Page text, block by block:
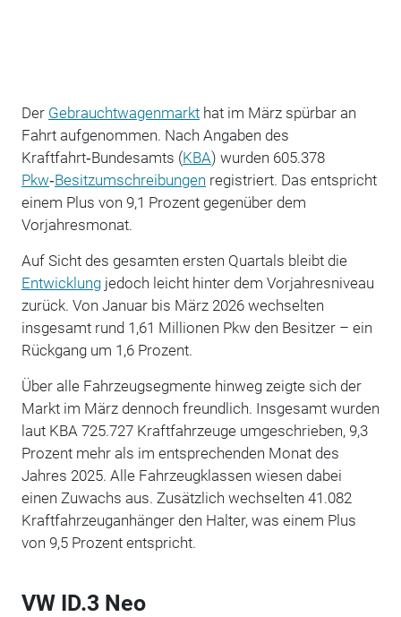
Der Gebrauchtwagenmarkthat im März spürbar an
Fahrt aufgenommen. Nach Angaben des
Kraftfahrt‑Bundesamts (KBA) wurden 605.378
Pkw‑Besitzumschreibungen registriert. Das entspricht
einem Plus von 9,1 Prozent gegenüber dem
Vorjahresmonat.
Auf Sicht des gesamten ersten Quartals bleibt die
Entwicklungjedoch leicht hinter dem Vorjahresniveau
zurück. Von Januar bis März 2026 wechselten
insgesamt rund 1,61 Millionen Pkw den Besitzer – ein
Rückgang um 1,6 Prozent.
Über alle Fahrzeugsegmente hinweg zeigte sich der
Markt im März dennoch freundlich. Insgesamt wurden
laut KBA 725.727 Kraftfahrzeuge umgeschrieben, 9,3
Prozent mehr als im entsprechenden Monat des
Jahres 2025. Alle Fahrzeugklassen wiesen dabei
einen Zuwachs aus. Zusätzlich wechselten 41.082
Kraftfahrzeuganhänger den Halter, was einem Plus
von 9,5 Prozent entspricht.
VW ID.3 Neo